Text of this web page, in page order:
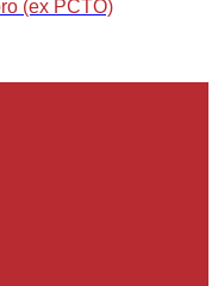
(ex PCTO)